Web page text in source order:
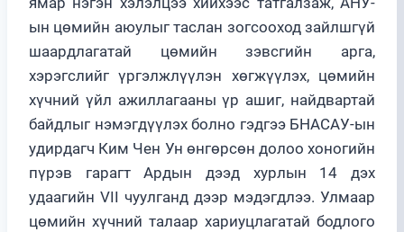
ын цөмийн аюулыг таслан зогсооход зайлшгүй
шаардлагатай цөмийн зэвсгийн арга,
хэрэгслийг үргэлжлүүлэн хөгжүүлэх, цөмийн
хүчний үйл ажиллагааны үр ашиг, найдвартай
байдлыг нэмэгдүүлэх болно гэдгээ БНАСАУ-ын
удирдагч Ким Чен Ун өнгөрсөн долоо хоногийн
пүрэв гарагт Ардын дээд хурлын 14 дэх
удаагийн VII чуулганд дээр мэдэгдлээ. Улмаар
цөмийн хүчний талаар хариуцлагатай бодлого